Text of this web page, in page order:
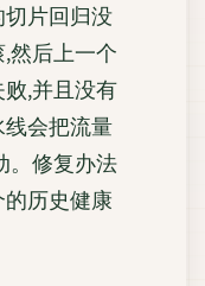
片回归没
然后上一个
,并且没有
会把流量
。修复办法
历史健康